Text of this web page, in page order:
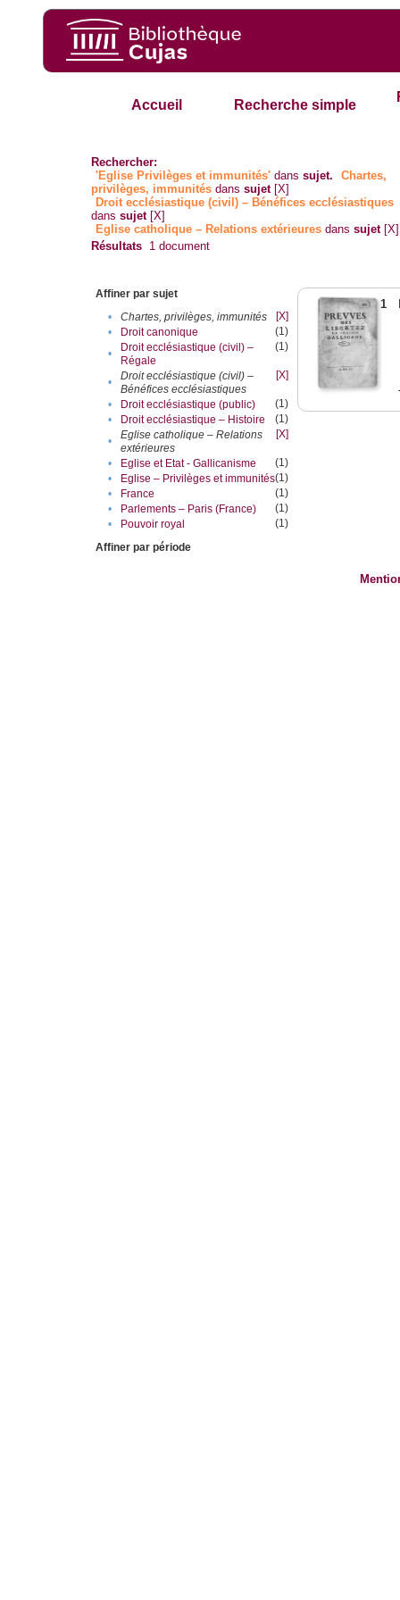
Accueil Recherche simple
Rechercher:
'Eglise Privilèges et immunités' danssujet.
Chartes,
privilèges, immunités danssujet [X]
Droit ecclésiastique (civil) – Bénéfices ecclésiastiques
danssujet [X]
Eglise catholique – Relations extérieures danssujet [X]
Résultats 1 document
Affiner par sujet
•
Chartes, privilèges, immunités
[X]
•
Droit canonique
(1)
•
Droit ecclésiastique (civil) –
Régale
(1)
•
Droit ecclésiastique (civil) –
Bénéfices ecclésiastiques
[X]
• Droit ecclésiastique (public)
(1)
•
Droit ecclésiastique – Histoire
(1)
•
Eglise catholique – Relations
extérieures
[X]
• Eglise et Etat - Gallicanisme
(1)
•
Eglise – Privilèges et immunités(1)
•
France
(1)
•
Parlements – Paris (France)
(1)
•
Pouvoir royal
(1)
Affiner par période
1